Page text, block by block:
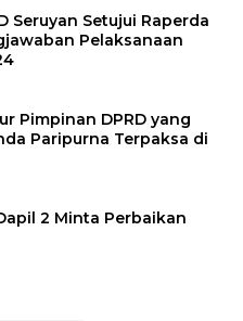
Seruyan Setujui Raperda
Pelaksanaan
Pimpinan DPRD yang
Paripurna Terpaksa di
2 Minta Perbaikan